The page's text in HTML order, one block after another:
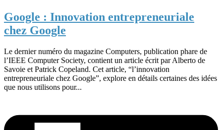
Google : Innovation entrepreneuriale
chez Google
Le dernier numéro du magazine Computers, publication phare de
l’IEEE Computer Society, contient un article écrit par Alberto de
Savoie et Patrick Copeland. Cet article, “l’innovation
entrepreneuriale chez Google”, explore en détails certaines des idées
que nous utilisons pour...